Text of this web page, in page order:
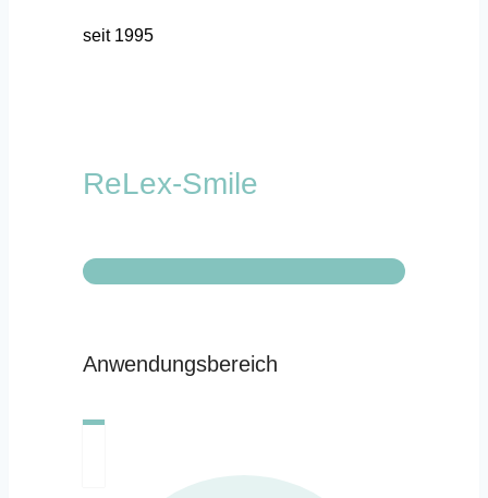
seit 1995
ReLex-Smile
Anwendungsbereich